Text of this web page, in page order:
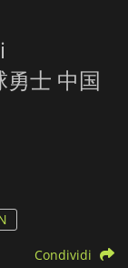
士 中国
Condividi